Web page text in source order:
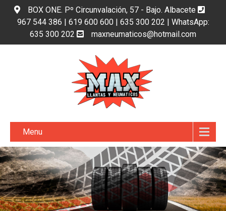
BOX ONE. Pº Circunvalación, 57 - Bajo. Albacete
967 544 386 | 619 600 600 | 635 300 202 | WhatsApp:
635 300 202
maxneumaticos@hotmail.com
Menu